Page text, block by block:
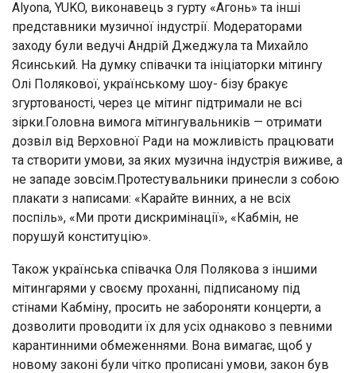
Alyona, YUKO, виконавець з гурту «Агонь» та інші
представники музичної індустрії. Модераторами
заходу були ведучі Андрій Джеджула та Михайло
Ясинський. На думку співачки та ініціаторки мітингу
Олі Полякової, українському шоу- бізу бракує
згуртованості, через це мітинг підтримали не всі
зірки.Головна вимога мітингувальників — отримати
дозвіл від Верховної Ради на можливість працювати
та створити умови, за яких музична індустрія виживе, а
не западе зовсім.Протестувальники принесли з собою
плакати з написами: «Карайте винних, а не всіх
поспіль», «Ми проти дискримінації», «Кабмін, не
порушуй конституцію».
Також українська співачка Оля Полякова з іншими
мітингарями у своєму проханні, підписаному під
стінами Кабміну, просить не забороняти концерти, а
дозволити проводити їх для усіх однаково з певними
карантинними обмеженнями. Вона вимагає, щоб у
новому законі були чітко прописані умови, закон був